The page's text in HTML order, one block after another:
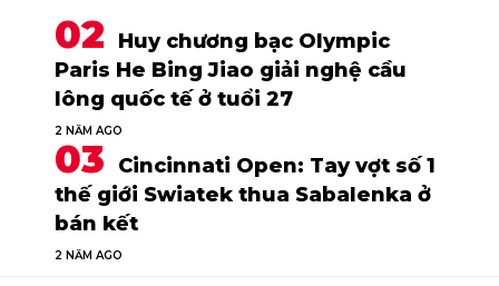
Huy chương bạc Olympic
Paris He Bing Jiao giải nghệ cầu
lông quốc tế ở tuổi 27
2 NĂM AGO
Cincinnati Open: Tay vợt số 1
thế giới Swiatek thua Sabalenka ở
bán kết
2 NĂM AGO